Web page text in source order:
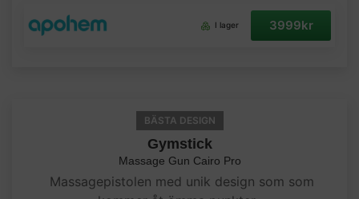
I lager 3999kr
BÄSTA DESIGN
Gymstick
Massage Gun Cairo Pro
Massagepistolen med unik design som som